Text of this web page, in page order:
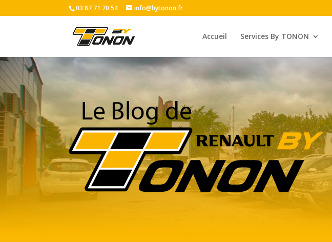
03 87 71 70 54 info@bytonon.fr
Accueil Services By TONON